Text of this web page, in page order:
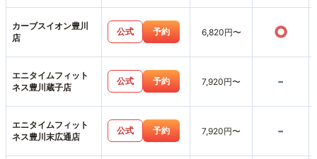
カーブスイオン豊川
店
公式 予約 6,820円〜 ○
エニタイムフィット
ネス豊川蔵子店
公式 予約 7,920円〜 -
エニタイムフィット
ネス豊川末広通店
公式 予約 7,920円〜 -